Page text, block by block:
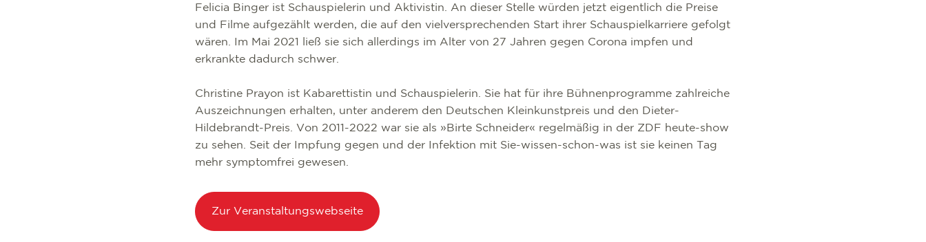
Felicia Binger ist Schauspielerin und Aktivistin. An dieser Stelle würden jetzt eigentlich die Preise
und Filme aufgezählt werden, die auf den vielversprechenden Start ihrer Schauspielkarriere gefolgt
wären. Im Mai 2021 ließ sie sich allerdings im Alter von 27 Jahren gegen Corona impfen und
erkrankte dadurch schwer.
Christine Prayon ist Kabarettistin und Schauspielerin. Sie hat für ihre Bühnenprogramme zahlreiche
Auszeichnungen erhalten, unter anderem den Deutschen Kleinkunstpreis und den Dieter-
Hildebrandt-Preis. Von 2011-2022 war sie als »Birte Schneider« regelmäßig in der ZDF heute-show
zu sehen. Seit der Impfung gegen und der Infektion mit Sie-wissen-schon-was ist sie keinen Tag
mehr symptomfrei gewesen.
Zur Veranstaltungswebseite